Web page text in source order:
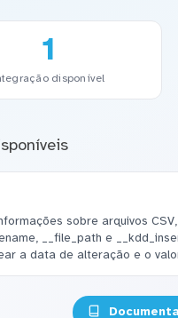
1
disponível
sobre arquivos
__file_path e
a data de alteração e o